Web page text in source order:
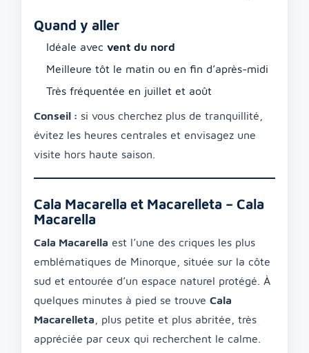
Quand y aller
Idéale avec vent du nord
Meilleure tôt le matin ou en fin d’après-midi
Très fréquentée en juillet et août
Conseil : si vous cherchez plus de tranquillité,
évitez les heures centrales et envisagez une
visite hors haute saison.
Cala Macarella et Macarelleta – Cala
Macarella
Cala Macarella est l’une des criques les plus
emblématiques de Minorque, située sur la côte
sud et entourée d’un espace naturel protégé. À
quelques minutes à pied se trouve Cala
Macarelleta , plus petite et plus abritée, très
appréciée par ceux qui recherchent le calme.